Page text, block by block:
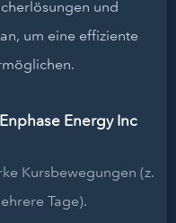
und
um eine effiziente
Energy Inc
Kursbewegungen (z.
Tage).